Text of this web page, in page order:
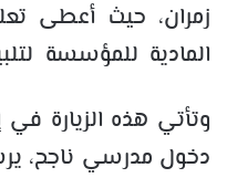
زمران، حيث أعطى
المادية للمؤسسة
وتأتي هذه الزيارة في
دخول مدرسي ناجح،